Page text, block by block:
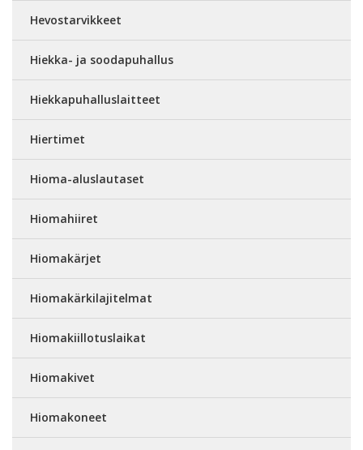
Hevostarvikkeet
Hiekka- ja soodapuhallus
Hiekkapuhalluslaitteet
Hiertimet
Hioma-aluslautaset
Hiomahiiret
Hiomakärjet
Hiomakärkilajitelmat
Hiomakiillotuslaikat
Hiomakivet
Hiomakoneet